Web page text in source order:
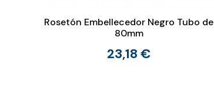
Rosetón Embellecedor Negro Tubo de
80mm
23,18 €